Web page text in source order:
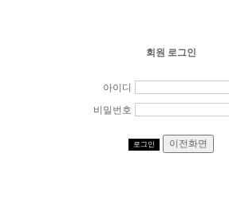
회원 로그인
아이디
비밀번호